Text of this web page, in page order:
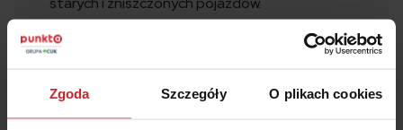
Zgoda Szczegóły O plikach cookies